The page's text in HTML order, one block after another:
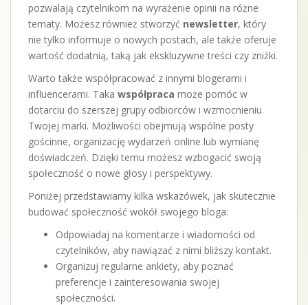
pozwalają czytelnikom na wyrażenie opinii na różne
tematy. Możesz również stworzyć newsletter, który
nie tylko informuje o nowych postach, ale także oferuje
wartość dodatnią, taką jak ekskluzywne treści czy zniżki.
Warto także współpracować z innymi blogerami i
influencerami. Taka współpraca może pomóc w
dotarciu do szerszej grupy odbiorców i wzmocnieniu
Twojej marki. Możliwości obejmują wspólne posty
gościnne, organizację wydarzeń online lub wymianę
doświadczeń. Dzięki temu możesz wzbogacić swoją
społeczność o nowe głosy i perspektywy.
Poniżej przedstawiamy kilka wskazówek, jak skutecznie
budować społeczność wokół swojego bloga:
Odpowiadaj na komentarze i wiadomości od
czytelników, aby nawiązać z nimi bliższy kontakt.
Organizuj regularne ankiety, aby poznać
preferencje i zainteresowania swojej
społeczności.